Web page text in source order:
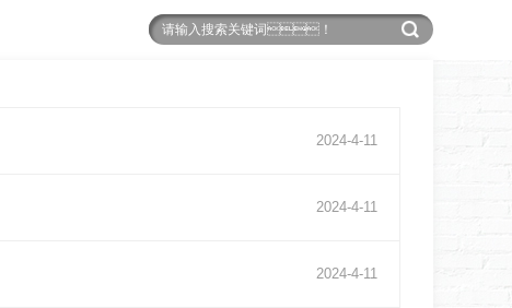
2024-4-11
2024-4-11
2024-4-11